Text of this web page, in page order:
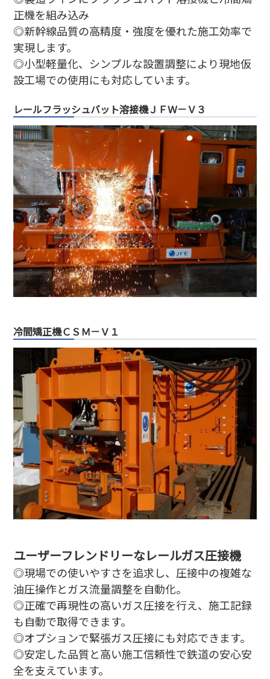
正機を組み込み
◎新幹線品質の高精度・強度を優れた施工効率で
実現します。
◎小型軽量化、シンプルな設置調整により現地仮
設工場での使用にも対応しています。
レールフラッシュバット溶接機ＪＦＷ－Ｖ３
冷間矯正機ＣＳＭ－Ｖ１
ユーザーフレンドリーなレールガス圧接機
◎現場での使いやすさを追求し、圧接中の複雑な
油圧操作とガス流量調整を自動化。
◎正確で再現性の高いガス圧接を行え、施工記録
も自動で取得できます。
◎オプションで緊張ガス圧接にも対応できます。
◎安定した品質と高い施工信頼性で鉄道の安心安
全を支えています。